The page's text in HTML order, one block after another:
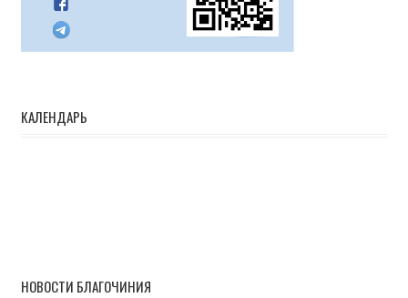
КАЛЕНДАРЬ
НОВОСТИ БЛАГОЧИНИЯ